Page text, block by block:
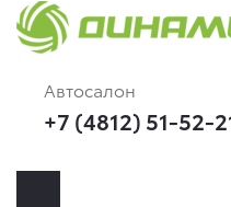
Автосалон
+7 (4812) 51-52-